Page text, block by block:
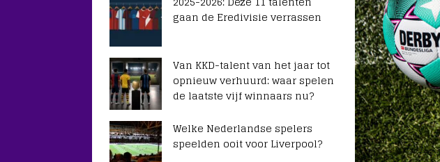
gaan de Eredivisie verrassen
Van KKD-talent van het jaar tot
opnieuw verhuurd: waar spelen
de laatste vijf winnaars nu?
Welke Nederlandse spelers
speelden ooit voor Liverpool?